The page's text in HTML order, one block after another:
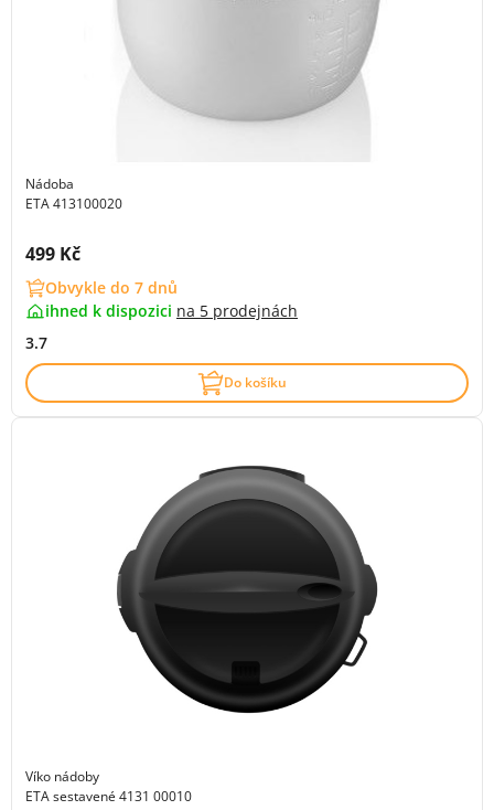
Nádoba
ETA 413100020
Cena s DPH:
499 Kč
Obvykle do 7 dnů
ihned k dispozici na 5 prodejnách
3.7
Do košíku
Víko nádoby
ETA sestavené 4131 00010